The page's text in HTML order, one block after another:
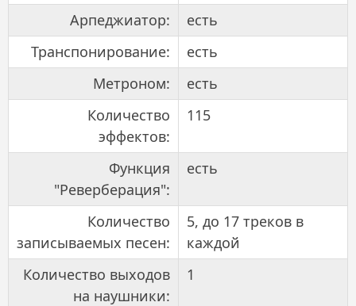
Арпеджиатор:
есть
Транспонирование:
есть
Метроном:
есть
Количество
эффектов:
115
Функция
"Реверберация":
есть
Количество
записываемых песен:
5, до 17 треков в
каждой
Количество выходов
на наушники:
1